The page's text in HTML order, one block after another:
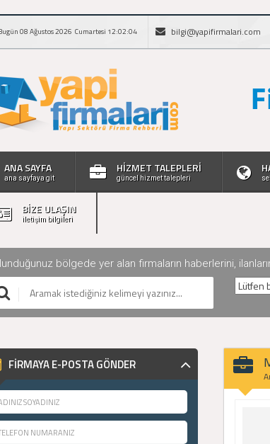
08 Ağustos 2026 Cumartesi 12:02:05 bilgi@yapifirmalari.com
ANA SAYFA
ana sayfaya git
HİZMET TALEPLERİ
güncel hizmet talepleri
BİZE ULAŞIN
iletişim bilgileri
bölgede yer alan firmaların haberlerini,
FİRMAYA E-POSTA GÖNDER